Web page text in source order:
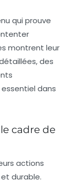
qui prouve
montrent leur
, des
dans
cadre de
actions
durable.